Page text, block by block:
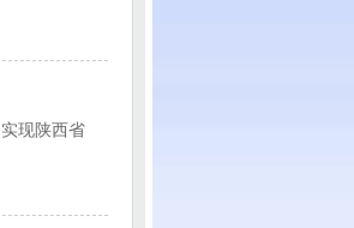
现陕西省